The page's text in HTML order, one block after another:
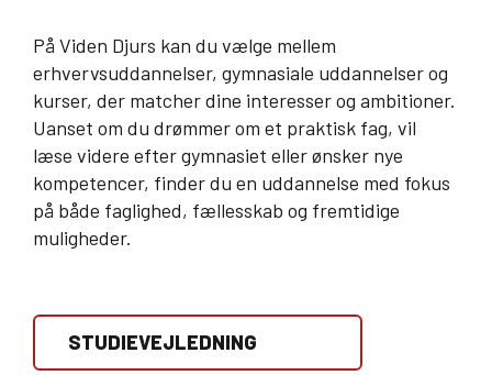
På Viden Djurs kan du vælge mellem
erhvervsuddannelser, gymnasiale uddannelser og
kurser, der matcher dine interesser og ambitioner.
Uanset om du drømmer om et praktisk fag, vil
læse videre efter gymnasiet eller ønsker nye
kompetencer, finder du en uddannelse med fokus
på både faglighed, fællesskab og fremtidige
muligheder.
STUDIEVEJLEDNING